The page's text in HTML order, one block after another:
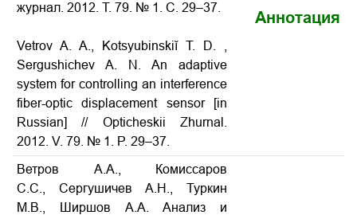
журнал. 2012. Т. 79. № 1. С. 29–37.
Vetrov A. A., Kotsyubinskiĭ T. D. ,
Sergushichev A. N. An adaptive
system for controlling an interference
fiber-optic displacement sensor [in
Russian] // Opticheskii Zhurnal.
2012. V. 79. № 1. P. 29–37.
Аннотация
Ветров А.А., Комиссаров
С.С., Сергушичев А.Н., Туркин
М.В., Ширшов А.А. Анализ и